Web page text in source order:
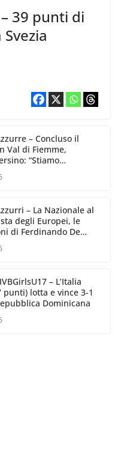
39 punti di
– Concluso il
Val di Fiemme,
“Stiamo
quei piccoli dettagli
– La Nazionale al
degli Europei, le
di Ferdinando De
– L’Italia
punti) lotta e vince 3-1
Dominicana